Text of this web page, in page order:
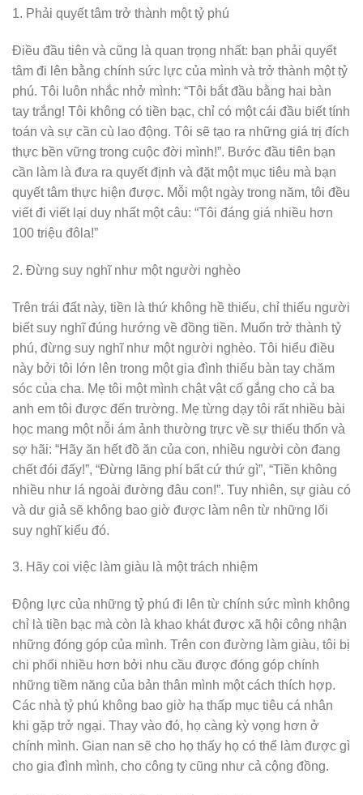
1. Phải quyết tâm trở thành một tỷ phú
Điều đầu tiên và cũng là quan trọng nhất: bạn phải quyết
tâm đi lên bằng chính sức lực của mình và trở thành một tỷ
phú. Tôi luôn nhắc nhở mình: “Tôi bắt đầu bằng hai bàn
tay trắng! Tôi không có tiền bạc, chỉ có một cái đầu biết tính
toán và sự cần cù lao động. Tôi sẽ tạo ra những giá trị đích
thực bền vững trong cuộc đời mình!”. Bước đầu tiên bạn
cần làm là đưa ra quyết định và đặt một mục tiêu mà bạn
quyết tâm thực hiện được. Mỗi một ngày trong năm, tôi đều
viết đi viết lại duy nhất một câu: “Tôi đáng giá nhiều hơn
100 triệu đôla!”
2. Đừng suy nghĩ như một người nghèo
Trên trái đất này, tiền là thứ không hề thiếu, chỉ thiếu người
biết suy nghĩ đúng hướng về đồng tiền. Muốn trở thành tỷ
phú, đừng suy nghĩ như một người nghèo. Tôi hiểu điều
này bởi tôi lớn lên trong một gia đình thiếu bàn tay chăm
sóc của cha. Mẹ tôi một mình chật vật cố gắng cho cả ba
anh em tôi được đến trường. Mẹ từng dạy tôi rất nhiều bài
học mang một nỗi ám ảnh thường trực về sự thiếu thốn và
sợ hãi: “Hãy ăn hết đồ ăn của con, nhiều người còn đang
chết đói đấy!”, “Đừng lãng phí bất cứ thứ gì”, “Tiền không
nhiều như lá ngoài đường đâu con!”. Tuy nhiên, sự giàu có
và dư giả sẽ không bao giờ được làm nên từ những lối
suy nghĩ kiểu đó.
3. Hãy coi việc làm giàu là một trách nhiệm
Động lực của những tỷ phú đi lên từ chính sức mình không
chỉ là tiền bạc mà còn là khao khát được xã hội công nhận
những đóng góp của mình. Trên con đường làm giàu, tôi bị
chi phối nhiều hơn bởi nhu cầu được đóng góp chính
những tiềm năng của bản thân mình một cách thích hợp.
Các nhà tỷ phú không bao giờ hạ thấp mục tiêu cá nhân
khi gặp trở ngại. Thay vào đó, họ càng kỳ vọng hơn ở
chính mình. Gian nan sẽ cho họ thấy họ có thể làm được gì
cho gia đình mình, cho công ty cũng như cả cộng đồng.